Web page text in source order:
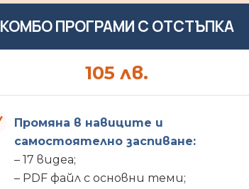
КОМБО ПРОГРАМИ С ОТСТЪПКА
105лв.
Промяна в навиците и
самостоятелно заспиване:
– 17 видеа;
– PDF файл с основни теми;